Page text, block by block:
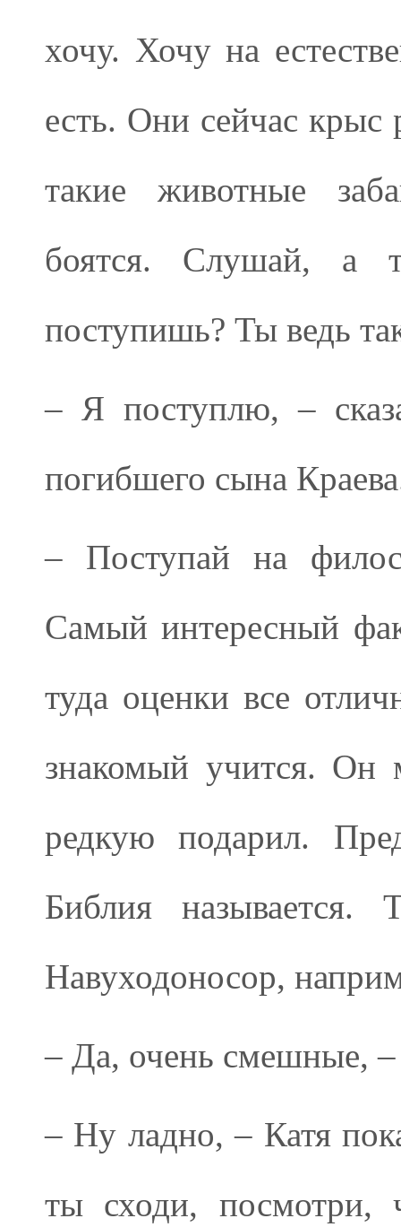
хочу. Хочу на
есть. Они сейчас крыс
такие животные
боятся. Слушай, а
поступишь? Ты ведь
– Я поступлю, –
погибшего сына
– Поступай на
Самый интересный
туда оценки все
знакомый учится. Он
редкую подарил.
Библия
Навуходоносор,
– Да, очень смешные,
– Ну ладно, – Катя
ты сходи,